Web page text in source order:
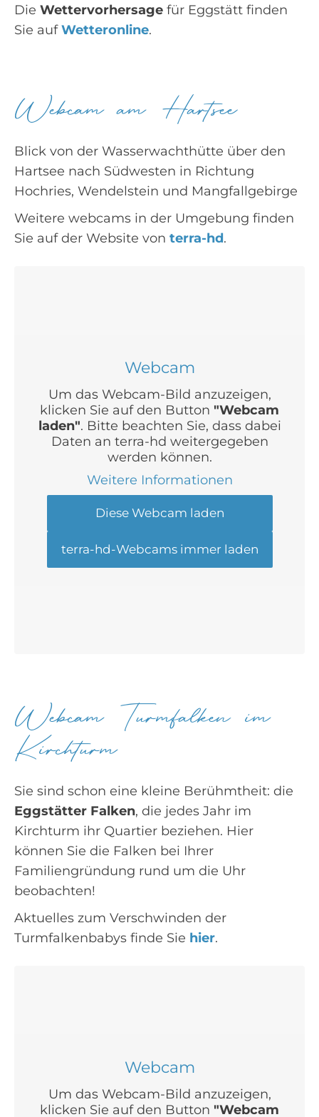
Die Wettervorhersagefür Eggstätt finden
Sie aufWetteronline.
Webcam am Hartsee
Blick von der Wasserwachthütte über den
Hartsee nach Südwesten in Richtung
Hochries, Wendelstein und Mangfallgebirge
Weitere webcams in der Umgebung finden
Sie auf der Website von terra-hd.
Webcam
Um das Webcam-Bild anzuzeigen,
klicken Sie auf den Button "Webcam
laden". Bitte beachten Sie, dass dabei
Daten an terra-hd weitergegeben
werden können.
Weitere Informationen
Diese Webcam laden
terra-hd-Webcams immer laden
Webcam Turmfalken im
Kirchturm
Sie sind schon eine kleine Berühmtheit: die
Eggstätter Falken, die jedes Jahr im
Kirchturm ihr Quartier beziehen. Hier
können Sie die Falken bei Ihrer
Familiengründung rund um die Uhr
beobachten!
Aktuelles zum Verschwinden der
Turmfalkenbabys finde Sie hier.
Webcam
Um das Webcam-Bild anzuzeigen,
klicken Sie auf den Button "Webcam